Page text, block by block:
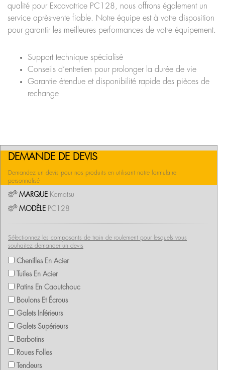
qualité pour Excavatrice PC128, nous offrons également un
service après-vente fiable. Notre équipe est à votre disposition
pour garantir les meilleures performances de votre équipement.
Support technique spécialisé
Conseils d’entretien pour prolonger la durée de vie
Garantie étendue et disponibilité rapide des pièces de
rechange
DEMANDE DE DEVIS
Demandez un devis pour nos produits en utilisant notre formulaire
personnalisé
MARQUE Komatsu
MODÈLE PC128
Sélectionnez les composants de train de roulement pour lesquels vous
souhaitez demander un devis
Chenilles En Acier
Tuiles En Acier
Patins En Caoutchouc
Boulons Et Écrous
Galets Inférieurs
Galets Supérieurs
Barbotins
Roues Folles
Tendeurs